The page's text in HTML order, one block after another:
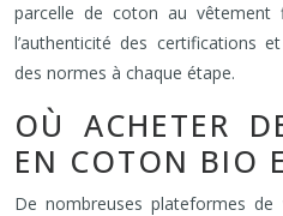
parcelle de coton au vêtement
l’authenticité des certifications
des normes à chaque étape.
OÙ ACHETER
EN COTON BIO
De nombreuses plateformes